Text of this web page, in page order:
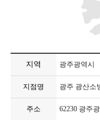
지역 광주광역시
지점명 광주 광산소
주소 62230 광주